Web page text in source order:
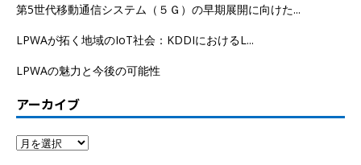
第5世代移動通信システム（５Ｇ）の早期展開に向けた...
LPWAが拓く地域のIoT社会：KDDIにおけるL...
LPWAの魅力と今後の可能性
アーカイブ